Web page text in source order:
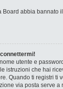
Board abbia
utente e
istruzioni che hai
Quando ti registri
via posta serve